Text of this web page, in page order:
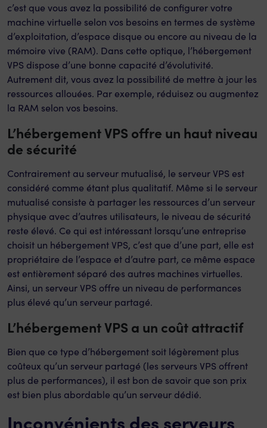
c’est que vous avez la possibilité de configurer votre
machine virtuelle selon vos besoins en termes de système
d’exploitation, d’espace disque ou encore au niveau de la
mémoire vive (RAM). Dans cette optique, l’hébergement
VPS dispose d’une bonne capacité d’évolutivité.
Autrement dit, vous avez la possibilité de mettre à jour les
ressources allouées. Par exemple, réduisez ou augmentez
la RAM selon vos besoins.
L’hébergement VPS offre un haut niveau
de sécurité
Contrairement au serveur mutualisé, le serveur VPS est
considéré comme étant plus qualitatif. Même si le serveur
mutualisé consiste à partager les ressources d’un serveur
physique avec d’autres utilisateurs, le niveau de sécurité
reste élevé. Ce qui est intéressant lorsqu’une entreprise
choisit un hébergement VPS, c’est que d’une part, elle est
propriétaire de l’espace et d’autre part, ce même espace
est entièrement séparé des autres machines virtuelles.
Ainsi, un serveur VPS offre un niveau de performances
plus élevé qu’un serveur partagé.
L’hébergement VPS a un coût attractif
Bien que ce type d’hébergement soit légèrement plus
coûteux qu’un serveur partagé (les serveurs VPS offrent
plus de performances), il est bon de savoir que son prix
est bien plus abordable qu’un serveur dédié.
Inconvénients des serveurs